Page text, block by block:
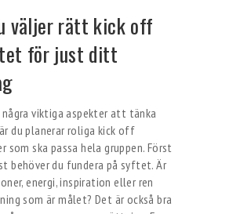
väljer rätt kick off
för just ditt
viktiga aspekter att tänka
du planerar roliga kick off
som ska passa hela gruppen. Först
behöver du fundera på syftet. Är
energi, inspiration eller ren
som är målet? Det är också bra